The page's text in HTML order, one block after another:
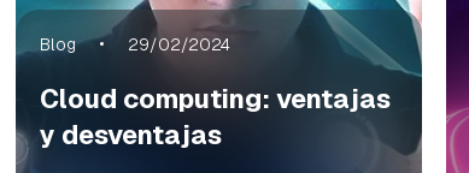
Blog 29/02/2024
Cloud computing: ventajas
y desventajas